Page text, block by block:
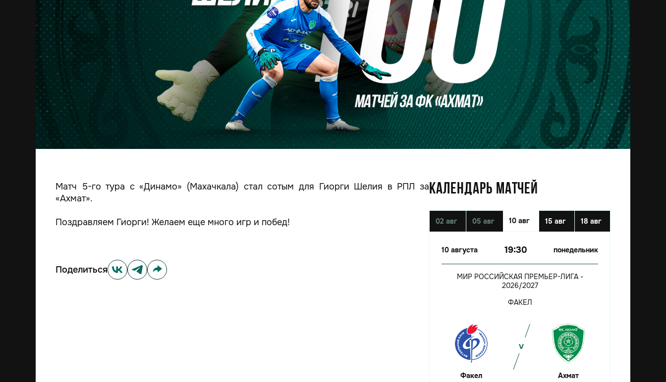
КАЛЕНДАРЬ МАТЧЕЙ
02 авг 05 авг 10 авг 15 авг 18 авг
10 августа 19:30 понедельник
МИР РОССИЙСКАЯ ПРЕМЬЕР-ЛИГА -
2026/2027
ФАКЕЛ
Факел Ахмат
Матч 5-го тура с «Динамо» (Махачкала) стал сотым для Гиорги Шелия в РПЛ за
«Ахмат».
Поздравляем Гиорги! Желаем еще много игр и побед!
Поделиться